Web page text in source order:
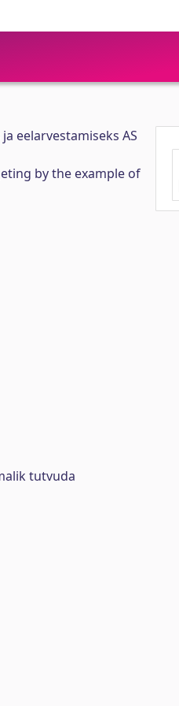
eelarvestamiseks AS
by the example of
tutvuda